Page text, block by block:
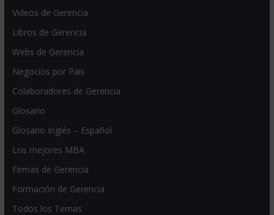
Videos de Gerencia
Libros de Gerencia
Webs de Gerencia
Negocios por País
Colaboradores de Gerencia
Glosario
Glosario Inglés – Español
Los mejores MBA
Firmas de Gerencia
Formación de Gerencia
Todos los Temas